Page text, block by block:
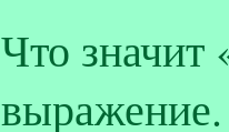
Что значит